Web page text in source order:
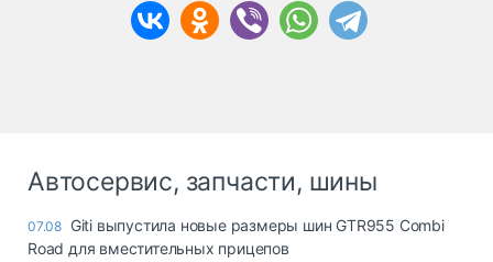
Автосервис, запчасти, шины
07.08 Giti выпустила новые размеры шин GTR955 Combi
Road для вместительных прицепов